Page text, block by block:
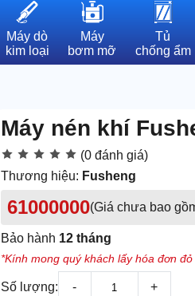
Máy dò
kim loại
Máy
bơm mỡ
Tủ
chống ẩm
Máy nén khí
(0 đánh giá)
Thương hiệu: Fusheng
61000000(Giá chưa bao
Bảo hành 12 tháng
*Kính mong quý khách lấy hóa đơn
Số lượng: - +